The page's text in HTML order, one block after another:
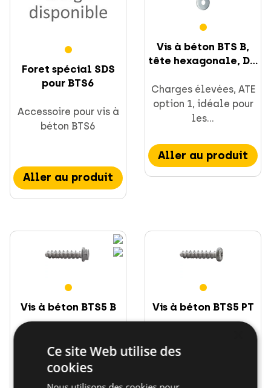
Foret spécial SDS
pour BTS6
Accessoire pour vis à
béton BTS6
Aller au produit
Vis à béton BTS B,
tête hexagonale, D...
Charges élevées, ATE
option 1, idéale pour
les...
Aller au produit
Vis à béton BTS5 B
Vis universelle pour
ancrage direct et
Vis à béton BTS5 PT
Vis universelle pour
Ce site Web utilise des
cookies